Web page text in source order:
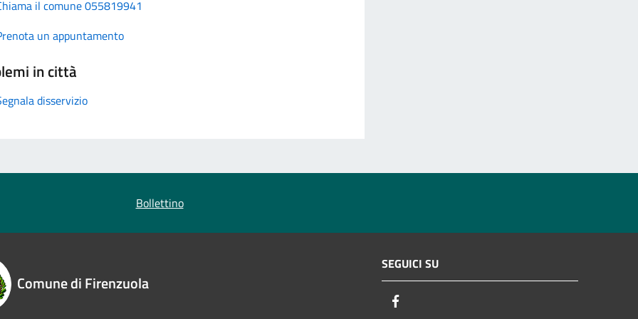
il comune 055819941
un appuntamento
in città
disservizio
Bollettino
Comune di Firenzuola
SEGUICI SU